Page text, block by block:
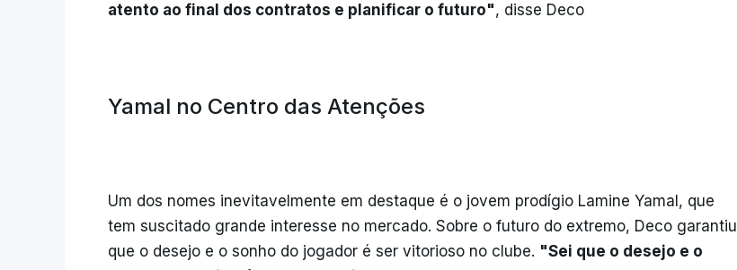
atento ao final dos contratos e planificar o futuro", disse Deco
Yamal no Centro das Atenções
Um dos nomes inevitavelmente em destaque é o jovem prodígio Lamine Yamal, que
tem suscitado grande interesse no mercado. Sobre o futuro do extremo, Deco garantiu
que o desejo e o sonho do jogador é ser vitorioso no clube. "Sei que o desejo e o